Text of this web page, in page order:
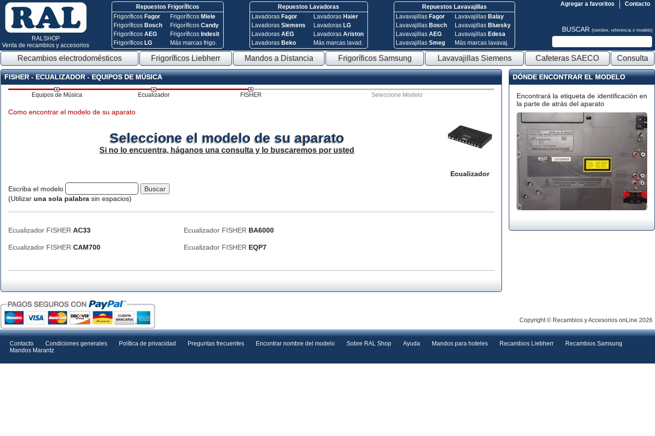
RALSHOP
Venta de recambios y accesorios
Repuestos Frigoríficos
Frigoríficos Fagor
Frigoríficos Bosch
FrigoríficosAEG
Frigoríficos LG
Frigoríficos Miele
FrigoríficosCandy
Frigoríficos Indesit
Más marcas frigo.
Repuestos Lavadoras
Lavadoras Fagor
Lavadoras Siemens
Lavadoras AEG
Lavadoras Beko
Lavadoras Haier
Lavadoras LG
Lavadoras Ariston
Más marcas lavad.
Repuestos Lavavajillas
Lavavajillas Fagor
Lavavajillas Bosch
Lavavajillas AEG
Lavavajillas Smeg
Lavavajillas Balay
Lavavajillas Bluesky
Lavavajillas Edesa
Más marcas lavavaj.
Contacto
Agregar a favoritos
BUSCAR (nombre, referencia o modelo)
Recambios electrodomésticos Frigoríficos Liebherr Mandos a Distancia Frigoríficos Samsung Lavavajillas Siemens Cafeteras SAECO Consulta
FISHER - ECUALIZADOR - EQUIPOS DE MÚSICA
Equipos de Música Ecualizador FISHER Seleccione Modelo
Ecualizador
Como encontrar el modelo de su aparato
Seleccione el modelo de su aparato
Si no lo encuentra, háganos una consulta y lo buscaremos por usted
Escriba el modelo
(Utilizar una sola palabra sin espacios)
Ecualizador FISHER AC33 Ecualizador FISHER BA6000
Ecualizador FISHER CAM700 Ecualizador FISHER EQP7
DÓNDE ENCONTRAR EL MODELO
Encontrará la etiqueta de identificación en
la parte de atrás del aparato
Copyright © Recambios y Accesorios onLine 2026
Contacto Condiciones generales Política de privacidad Preguntas frecuentes Encontrar nombre del modelo Sobre RAL Shop Ayuda Mandos para hoteles Recambios Liebherr
Recambios Samsung
Mandos Marantz